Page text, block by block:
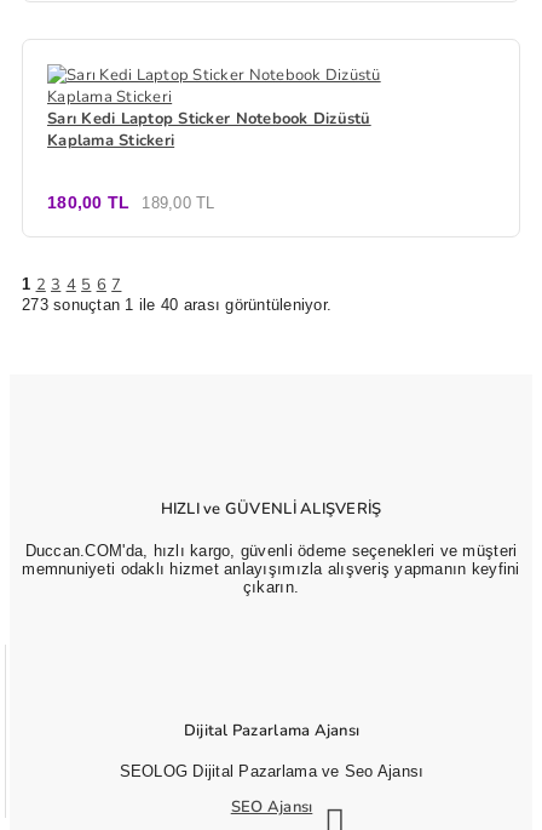
Sarı Kedi Laptop Sticker Notebook Dizüstü
Kaplama Stickeri
180,00 TL 189,00 TL
1 2 3 4 5 6 7
273 sonuçtan 1 ile 40 arası görüntüleniyor.
HIZLI ve GÜVENLİ ALIŞVERİŞ
Duccan.COM'da, hızlı kargo, güvenli ödeme seçenekleri ve müşteri
memnuniyeti odaklı hizmet anlayışımızla alışveriş yapmanın keyfini
çıkarın.
Dijital Pazarlama Ajansı
SEOLOG Dijital Pazarlama ve Seo Ajansı
SEO Ajansı